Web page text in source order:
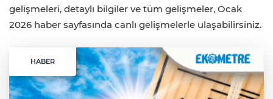
gelişmeleri, detaylı bilgiler ve tüm gelişmeler, Ocak
2026 haber sayfasında canlı gelişmelerle ulaşabilirsiniz.
HABER